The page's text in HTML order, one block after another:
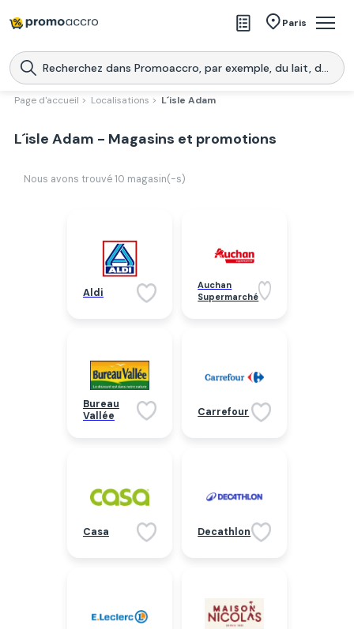
Paris
Magasins
Produits
Promoaccro
l'application
Page d'accueil > Localisations > L´isle Adam
L´isle Adam - Magasins et promotions
Nous avons trouvé 10 magasin(-s)
Aldi
Auchan
Supermarché
Bureau
Vallée
Carrefour
Casa Decathlon